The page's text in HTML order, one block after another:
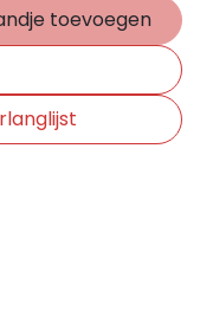
toevoegen